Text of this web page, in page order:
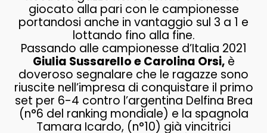
giocato alla pari con le campionesse
portandosi anche in vantaggio sul 3 a 1 e
lottando fino alla fine.
Passando alle campionesse d’Italia 2021
Giulia Sussarello e Carolina Orsi,è
doveroso segnalare che le ragazze sono
riuscite nell’impresa di conquistare il primo
set per 6-4 contro l’argentina Delfina Brea
(n°6 del ranking mondiale) e la spagnola
Tamara Icardo, (n°10) già vincitrici